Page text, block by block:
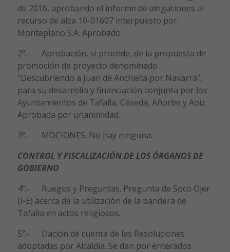
de 2016, aprobando el informe de alegaciones al
recurso de alza 10-01607 interpuesto por
Monteplano S.A. Aprobado.
2º.- Aprobación, si procede, de la propuesta de
promoción de proyecto denominado
“Descubriendo a Juan de Anchieta por Navarra”,
para su desarrollo y financiación conjunta por los
Ayuntamientos de Tafalla, Cáseda, Añorbe y Aoiz.
Aprobada por unanimidad.
3º.- MOCIONES. No hay ninguna.
CONTROL Y FISCALIZACIÓN DE LOS ÓRGANOS DE
GOBIERNO
4º.- Ruegos y Preguntas. Pregunta de Soco Ojer
(I-E) acerca de la utilización de la bandera de
Tafalla en actos religiosos.
5º.- Dación de cuenta de las Resoluciones
adoptadas por Alcaldía. Se dan por enterados.